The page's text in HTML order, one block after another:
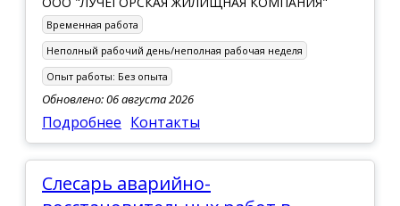
Временная работа
Неполный рабочий день/неполная рабочая неделя
Опыт работы: Без опыта
Обновлено: 06 августа 2026
Подробнее Контакты
Слесарь аварийно-